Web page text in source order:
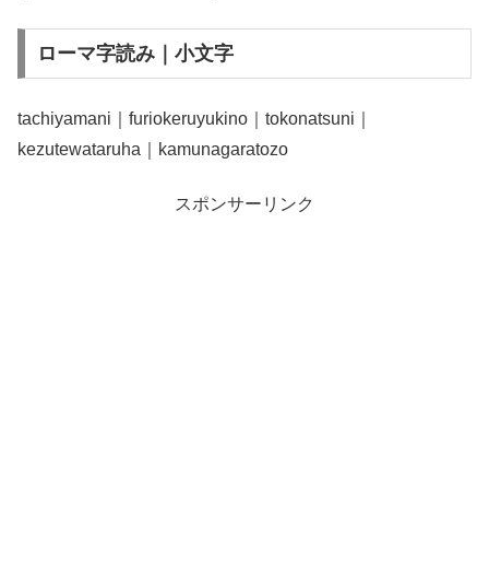
ローマ字読み｜小文字
tachiyamani｜furiokeruyukino｜tokonatsuni｜
kezutewataruha｜kamunagaratozo
スポンサーリンク